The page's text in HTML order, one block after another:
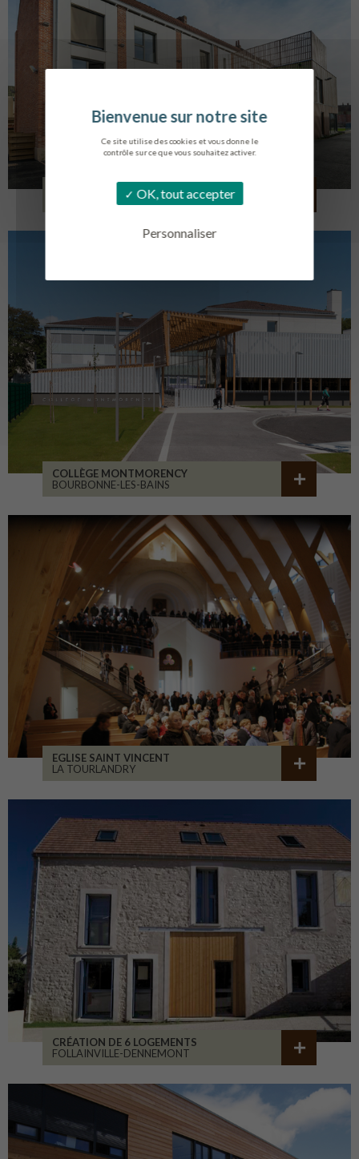
Ce site utilise des cookies et vous donne le
contrôle sur ce que vous souhaitez activer.
OK, tout accepter
Personnaliser
LOG. JEUNES TRAVAILLEURS
COLLÈGE MONTMORENCY
BOURBONNE-LES-BAINS
EGLISE SAINT VINCENT
LA TOURLANDRY
CRÉATION DE 6 LOGEMENTS
FOLLAINVILLE-DENNEMONT